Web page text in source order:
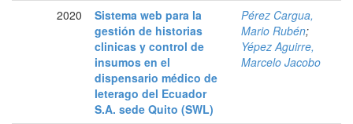
2020
Sistema web para la
gestión de historias
clinicas y control de
insumos en el
dispensario médico de
leterago del Ecuador
S.A. sede Quito (SWL)
Pérez Cargua,
Mario Rubén;
Yépez Aguirre,
Marcelo Jacobo